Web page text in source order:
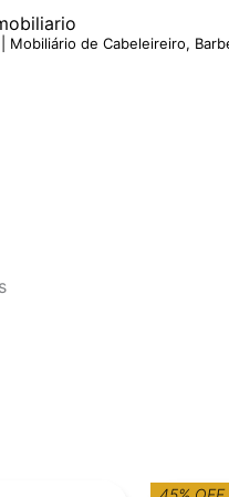
Mobiliário de Cabeleireiro,